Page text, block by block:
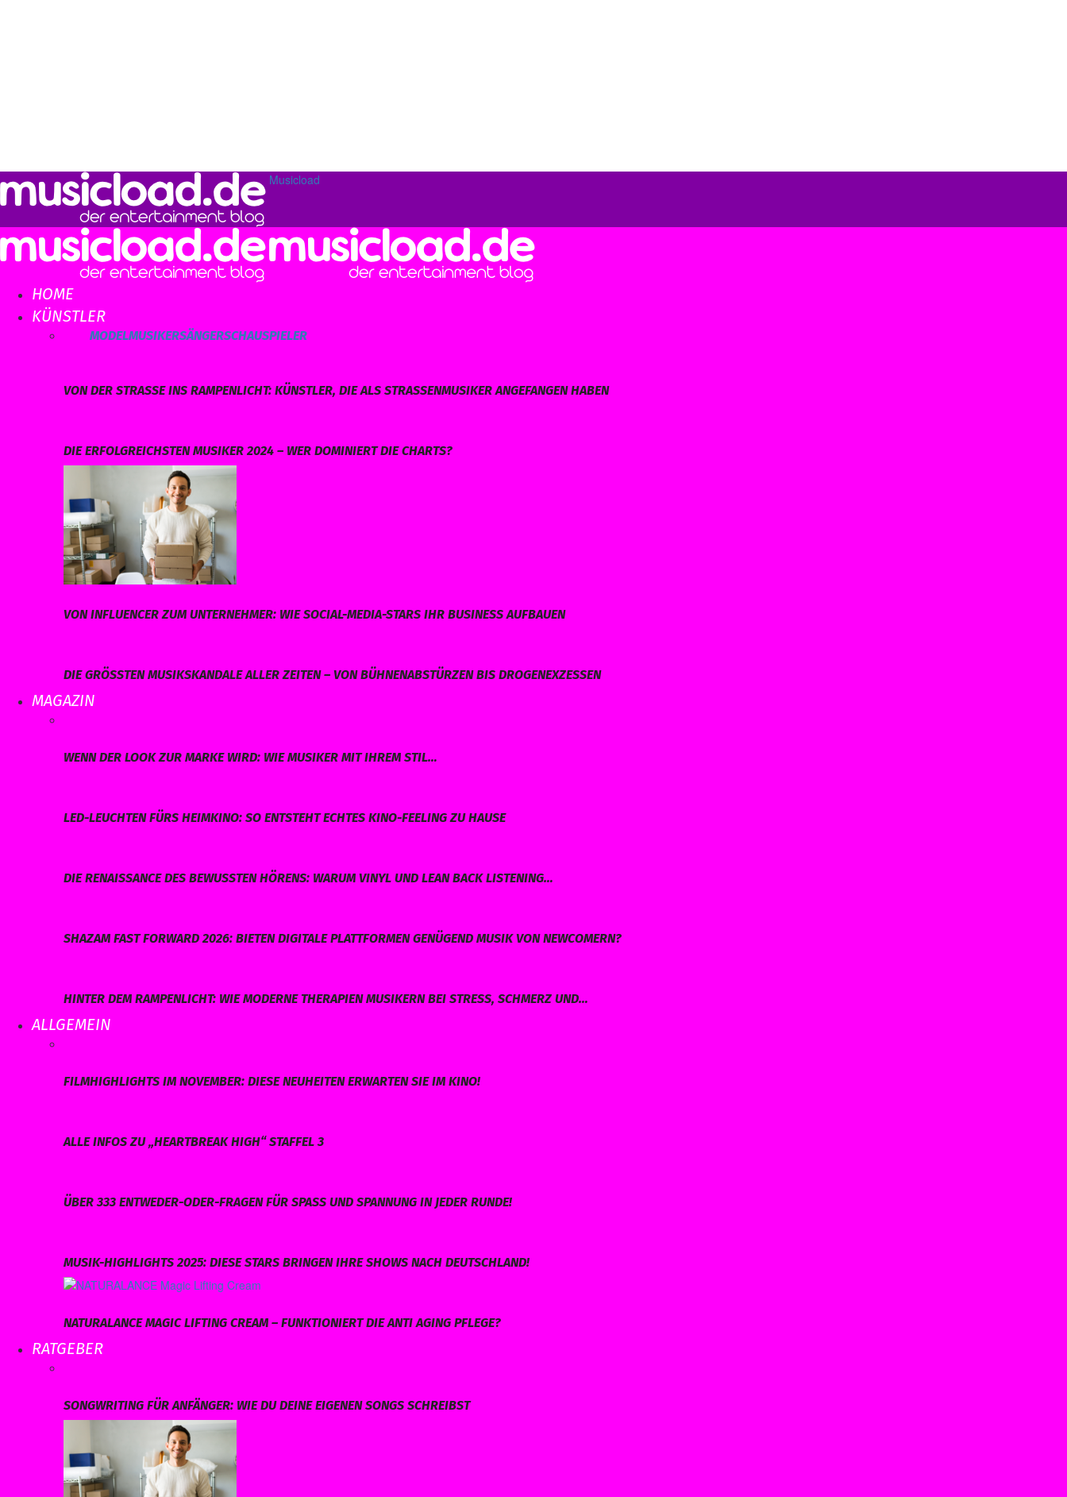
Musicload
HOME
KÜNSTLER
MODELMUSIKERSÄNGERSCHAUSPIELER
VON DER STRASSE INS RAMPENLICHT: KÜNSTLER, DIE ALS STRASSENMUSIKER ANGEFANGEN HABEN
DIE ERFOLGREICHSTEN MUSIKER 2024 – WER DOMINIERT DIE CHARTS?
VON INFLUENCER ZUM UNTERNEHMER: WIE SOCIAL-MEDIA-STARS IHR BUSINESS AUFBAUEN
DIE GRÖSSTEN MUSIKSKANDALE ALLER ZEITEN – VON BÜHNENABSTÜRZEN BIS DROGENEXZESSEN
MAGAZIN
WENN DER LOOK ZUR MARKE WIRD: WIE MUSIKER MIT IHREM STIL…
LED-LEUCHTEN FÜRS HEIMKINO: SO ENTSTEHT ECHTES KINO-FEELING ZU HAUSE
DIE RENAISSANCE DES BEWUSSTEN HÖRENS: WARUM VINYL UND LEAN BACK LISTENING…
SHAZAM FAST FORWARD 2026: BIETEN DIGITALE PLATTFORMEN GENÜGEND MUSIK VON NEWCOMERN?
HINTER DEM RAMPENLICHT: WIE MODERNE THERAPIEN MUSIKERN BEI STRESS, SCHMERZ UND…
ALLGEMEIN
FILMHIGHLIGHTS IM NOVEMBER: DIESE NEUHEITEN ERWARTEN SIE IM KINO!
ALLE INFOS ZU „HEARTBREAK HIGH“ STAFFEL 3
ÜBER 333 ENTWEDER-ODER-FRAGEN FÜR SPASS UND SPANNUNG IN JEDER RUNDE!
MUSIK-HIGHLIGHTS 2025: DIESE STARS BRINGEN IHRE SHOWS NACH DEUTSCHLAND!
NATURALANCE MAGIC LIFTING CREAM – FUNKTIONIERT DIE ANTI AGING PFLEGE?
RATGEBER
SONGWRITING FÜR ANFÄNGER: WIE DU DEINE EIGENEN SONGS SCHREIBST